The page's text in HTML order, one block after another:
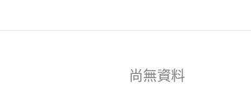
尚無資料